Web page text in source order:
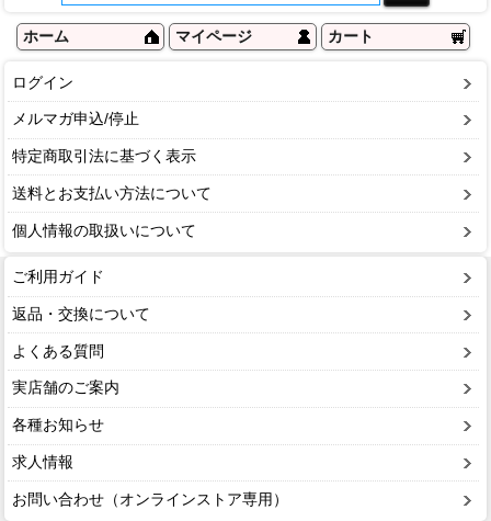
ホーム マイページ カート
ログイン
メルマガ申込/停止
特定商取引法に基づく表示
送料とお支払い方法について
個人情報の取扱いについて
ご利用ガイド
返品・交換について
よくある質問
実店舗のご案内
各種お知らせ
求人情報
お問い合わせ（オンラインストア専用）